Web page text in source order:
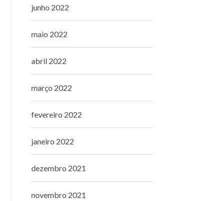
junho 2022
maio 2022
abril 2022
março 2022
fevereiro 2022
janeiro 2022
dezembro 2021
novembro 2021